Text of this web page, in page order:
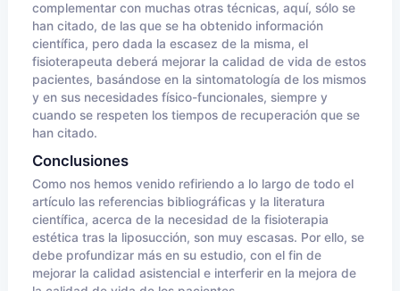
complementar con muchas otras técnicas, aquí, sólo se
han citado, de las que se ha obtenido información
científica, pero dada la escasez de la misma, el
fisioterapeuta deberá mejorar la calidad de vida de estos
pacientes, basándose en la sintomatología de los mismos
y en sus necesidades físico-funcionales, siempre y
cuando se respeten los tiempos de recuperación que se
han citado.
Conclusiones
Como nos hemos venido refiriendo a lo largo de todo el
artículo las referencias bibliográficas y la literatura
científica, acerca de la necesidad de la fisioterapia
estética tras la liposucción, son muy escasas. Por ello, se
debe profundizar más en su estudio, con el fin de
mejorar la calidad asistencial e interferir en la mejora de